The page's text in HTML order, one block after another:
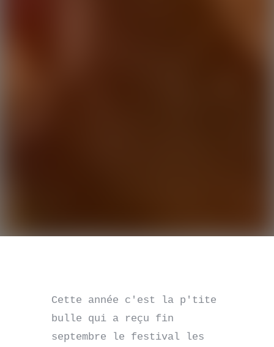
Cette année c'est la p'tite
bulle qui a reçu fin
septembre le festival les